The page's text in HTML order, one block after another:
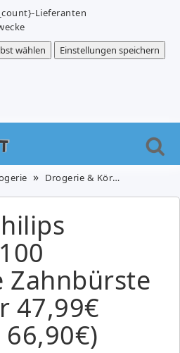
Lieferanten
wählen
Einstellungen speichern
Drogerie & Körperpflege
Zahnbürste
47,99€